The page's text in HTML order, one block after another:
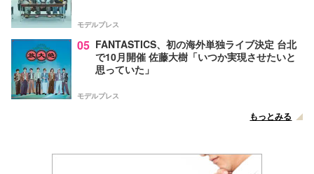
モデルプレス
05 FANTASTICS、初の海外単独ライブ決定 台北
で10月開催 佐藤大樹「いつか実現させたいと
思っていた」
モデルプレス
もっとみる